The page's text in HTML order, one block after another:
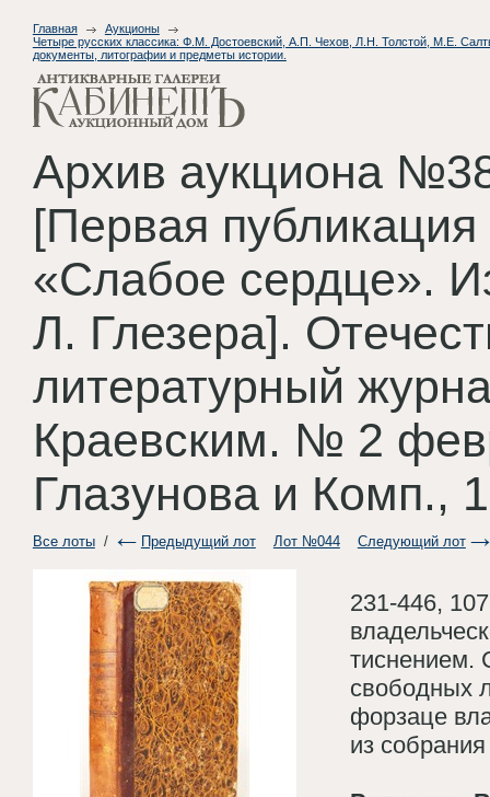
Главная
Аукционы
Четыре русских классика: Ф.М. Достоевский, А.П. Чехов, Л.Н. Толстой, М.Е.
документы, литографии и предметы истории.
Архив аукциона
[Первая
«Слабое сердце».
Л. Глезера].
литературный
Краевским. № 2
Глазунова и Комп.,
Все лоты/ Предыдущий лот Лот №044 Следующий лот
231-446,
тиснением.
свободных
форзаце
из